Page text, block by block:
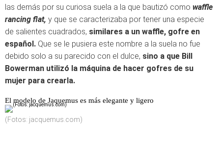
las demás por su curiosa suela a la que bautizó como waffle
rancing flat, y que se caracterizaba por tener una especie
de salientes cuadrados, similares a un waffle, gofre en
español. Que se le pusiera este nombre a la suela no fue
debido solo a su parecido con el dulce, sino a que Bill
Bowerman utilizó la máquina de hacer gofres de su
mujer para crearla.
El modelo de Jaquemus es más elegante y ligero
(Fotos: jacquemus.com)